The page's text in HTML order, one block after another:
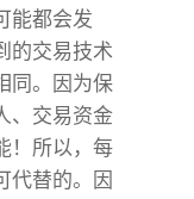
能都会发
的交易技术
同。因为保
、交易资金
！所以，每
代替的。因